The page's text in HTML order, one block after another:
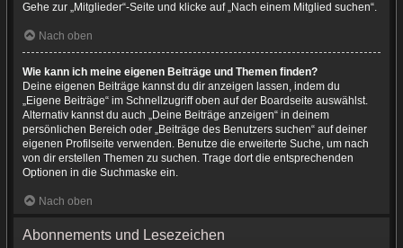
Gehe zur „Mitglieder“-Seite und klicke auf „Nach einem Mitglied suchen“.
Nach oben
Wie kann ich meine eigenen Beiträge und Themen finden?
Deine eigenen Beiträge kannst du dir anzeigen lassen, indem du
„Eigene Beiträge“ im Schnellzugriff oben auf der Boardseite auswählst.
Alternativ kannst du auch „Deine Beiträge anzeigen“ in deinem
persönlichen Bereich oder „Beiträge des Benutzers suchen“ auf deiner
eigenen Profilseite verwenden. Benutze die erweiterte Suche, um nach
von dir erstellen Themen zu suchen. Trage dort die entsprechenden
Optionen in die Suchmaske ein.
Nach oben
Abonnements und Lesezeichen